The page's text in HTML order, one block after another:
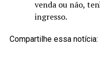
venda ou não,
ingresso.
Compartilhe essa notícia: